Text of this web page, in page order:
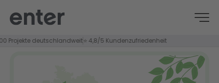
€ gesicherte Fördermittel📍 Installation durch geprüfte Fachbetriebe in